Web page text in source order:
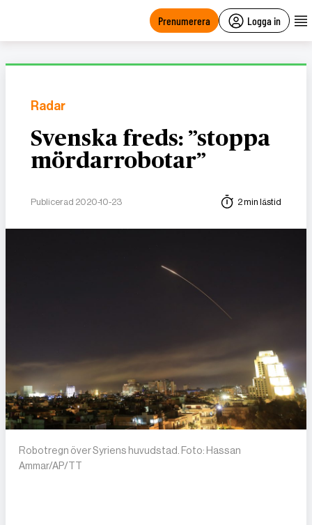
Prenumerera Logga in
Radar
Svenska freds: ”stoppa
mördarrobotar”
Publicerad 2020-10-23 2 min lästid
Robotregn över Syriens huvudstad. Foto: Hassan
Ammar/AP/TT